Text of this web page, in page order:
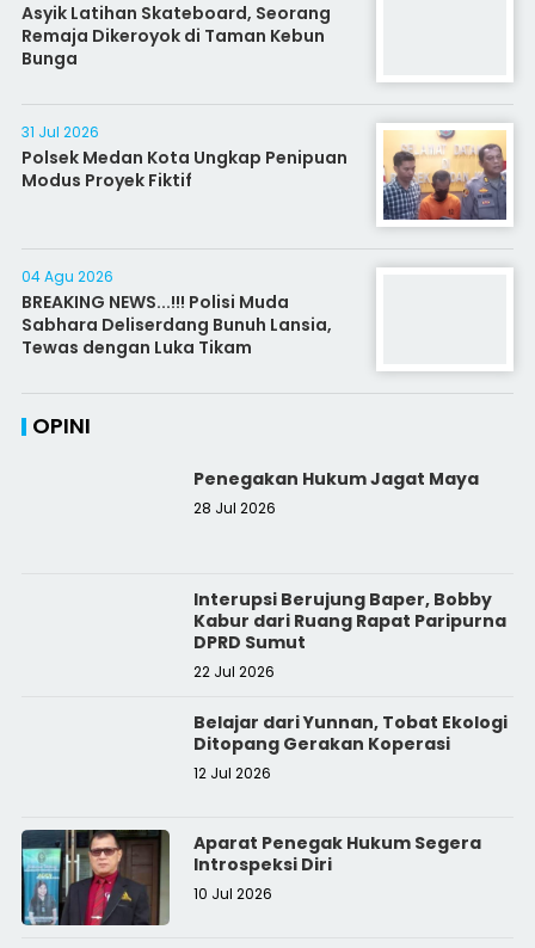
Asyik Latihan Skateboard, Seorang
Remaja Dikeroyok di Taman Kebun
Bunga
31 Jul 2026
Polsek Medan Kota Ungkap Penipuan
Modus Proyek Fiktif
04 Agu 2026
BREAKING NEWS...!!! Polisi Muda
Sabhara Deliserdang Bunuh Lansia,
Tewas dengan Luka Tikam
OPINI
Penegakan Hukum Jagat Maya
28 Jul 2026
Interupsi Berujung Baper, Bobby
Kabur dari Ruang Rapat Paripurna
DPRD Sumut
22 Jul 2026
Belajar dari Yunnan, Tobat Ekologi
Ditopang Gerakan Koperasi
12 Jul 2026
Aparat Penegak Hukum Segera
Introspeksi Diri
10 Jul 2026